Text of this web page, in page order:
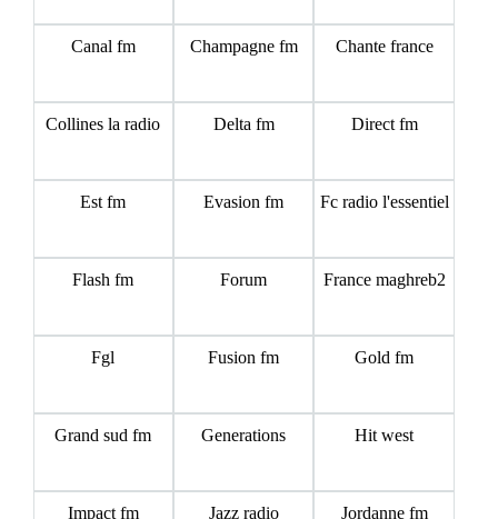
Canal fm Champagne fm Chante france
Collines la radio Delta fm Direct fm
Est fm Evasion fm Fc radio l'essentiel
Flash fm Forum France maghreb2
Fgl Fusion fm Gold fm
Grand sud fm Generations Hit west
Impact fm Jazz radio Jordanne fm